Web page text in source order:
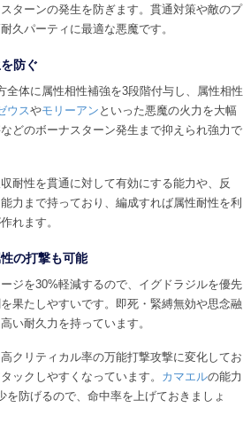
ターンの発生を防ぎます。貫通対策や敵のプ
久パーティに最適な悪魔です。
防ぐ
全体に属性相性補強を3段階付与し、属性相性
ウスやモリーアン といった悪魔の火力を大幅
どのボーナスターン発生まで抑えられ強力で
耐性を貫通に対して有効にする能力や、反
力まで持っており、編成すれば属性耐性を利
れます。
の打撃も可能
ジを30%軽減するので、イグドラジルを優先
果たしやすいです。即死・緊縛無効や思念融
い耐久力を持っています。
クリティカル率の万能打撃攻撃に変化してお
ックしやすくなっています。 カマエルの能力
防げるので、命中率を上げておきましょ